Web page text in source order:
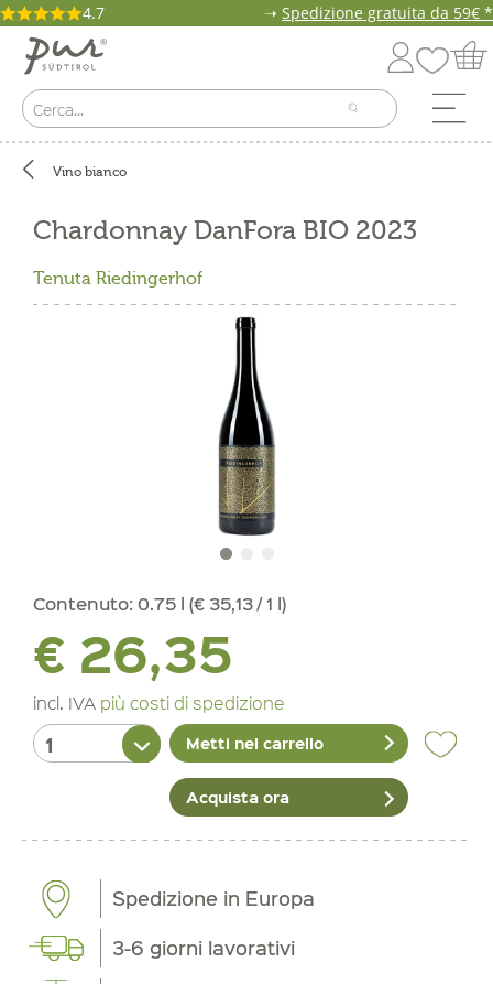
4.7 ➝ Spedizione gratuita da 59€ *
Vino bianco
Chardonnay DanFora BIO 2023
Tenuta Riedingerhof
Contenuto: 0.75 l (€ 35,13 / 1 l)
€ 26,35
incl. IVA più costi di spedizione
Metti nel carrello
Acquista ora
Spedizione in Europa
3-6 giorni lavorativi